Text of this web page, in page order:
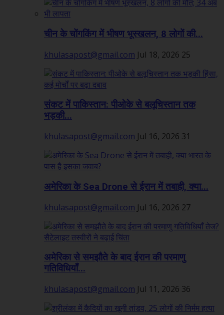
चीन के चोंगकिंग में भीषण भूस्खलन, 8 लोगों की...
khulasapost@gmail.com Jul 18, 2026 25
संकट में पाकिस्तान: पीओके से बलूचिस्तान तक
भड़की...
khulasapost@gmail.com Jul 16, 2026 31
अमेरिका के Sea Drone से ईरान में तबाही, क्या...
khulasapost@gmail.com Jul 16, 2026 27
अमेरिका से समझौते के बाद ईरान की परमाणु
गतिविधियाँ...
khulasapost@gmail.com Jul 11, 2026 36